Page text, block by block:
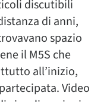
discutibili
di anni,
spazio
il M5S che
all’inizio,
Video